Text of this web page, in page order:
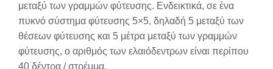
μεταξύ των γραμμών φύτευσης. Ενδεικτικά, σε ένα
πυκνό σύστημα φύτευσης 5×5, δηλαδή 5 μεταξύ των
θέσεων φύτευσης και 5 μέτρα μεταξύ των γραμμών
φύτευσης, ο αριθμός των ελαιόδεντρων είναι περίπου
40 δέντρα / στρέμμα.